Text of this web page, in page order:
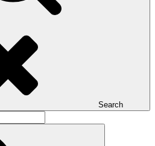
Search